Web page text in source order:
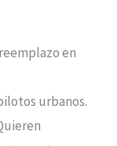
en
urbanos.